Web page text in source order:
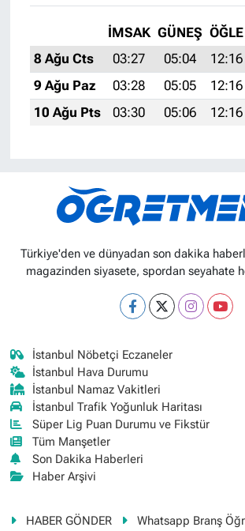
İMSAK GÜNEŞ ÖĞLE
8 Ağu Cts
03:27 05:04 12:16
9 Ağu Paz
03:28 05:05 12:16
10 Ağu Pts
03:30 05:06 12:16
Türkiye'den ve dünyadan son dakika
magazinden siyasete, spordan seyahate
İstanbul Nöbetçi Eczaneler
İstanbul Hava Durumu
İstanbul Namaz Vakitleri
İstanbul Trafik Yoğunluk Haritası
Süper Lig Puan Durumu ve Fikstür
Tüm Manşetler
Son Dakika Haberleri
Haber Arşivi
HABER GÖNDER
Whatsapp Branş